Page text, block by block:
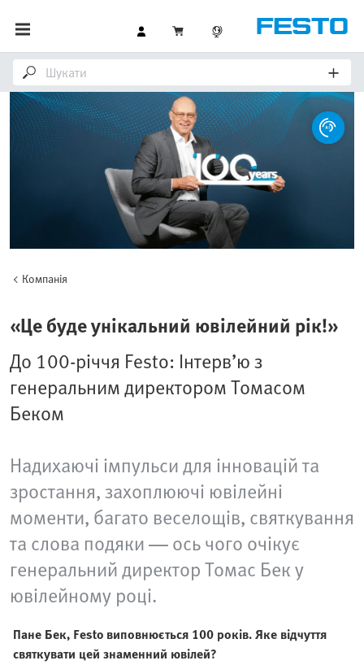
Компанія
«Це буде унікальний ювілейний рік!»
До 100-річчя Festo: Інтерв’ю з
генеральним директором Томасом
Беком
Надихаючі імпульси для інновацій та
зростання, захоплюючі ювілейні
моменти, багато веселощів, святкування
та слова подяки — ось чого очікує
генеральний директор Томас Бек у
ювілейному році.
Пане Бек, Festo виповнюється 100 років. Яке відчуття
святкувати цей знаменний ювілей?